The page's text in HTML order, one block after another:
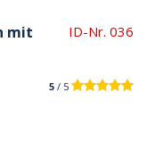
mit
ID-Nr. 036
5 / 5